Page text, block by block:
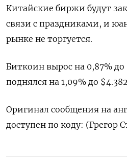
Китайские биржи будут
связи с праздниками, и
рынке не торгуется.
Биткоин вырос на 0,87%
поднялся на 1,09% до
Оригинал сообщения на
доступен по коду: (Грегор